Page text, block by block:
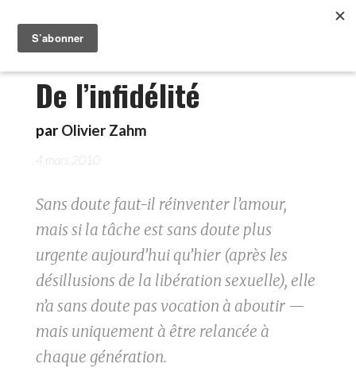
De l’infidélité
par Olivier Zahm
4 mars 2010
Sans doute faut-il réinventer l’amour,
mais si la tâche est sans doute plus
urgente aujourd’hui qu’hier (après les
désillusions de la libération sexuelle), elle
n’a sans doute pas vocation à aboutir —
mais uniquement à être relancée à
chaque génération.